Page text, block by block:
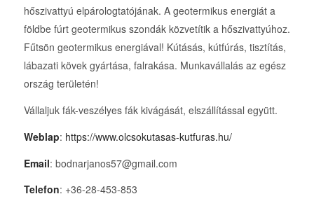
hőszivattyú elpárologtatójának. A geotermikus energiát a
földbe fúrt geotermikus szondák közvetítik a hőszivattyúhoz.
Fűtsön geotermikus energiával! Kútásás, kútfúrás, tisztítás,
lábazati kövek gyártása, falrakása. Munkavállalás az egész
ország területén!
Vállaljuk fák-veszélyes fák kivágását, elszállítással együtt.
Weblap: https://www.olcsokutasas-kutfuras.hu/
Email: bodnarjanos57@gmail.com
Telefon: +36-28-453-853